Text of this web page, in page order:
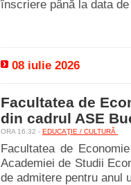
înscriere până la data
08 iulie 2026
Facultatea de
din cadrul ASE
ORA 16.32 - EDUCAŢIE / CULTURĂ
Facultatea de
Academiei de Studii
de admitere pentru anul